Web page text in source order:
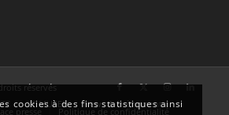
réservés
LE MUSEE News & Evènements
presse Politique de confidentialité
cookies à des fins statistiques ainsi